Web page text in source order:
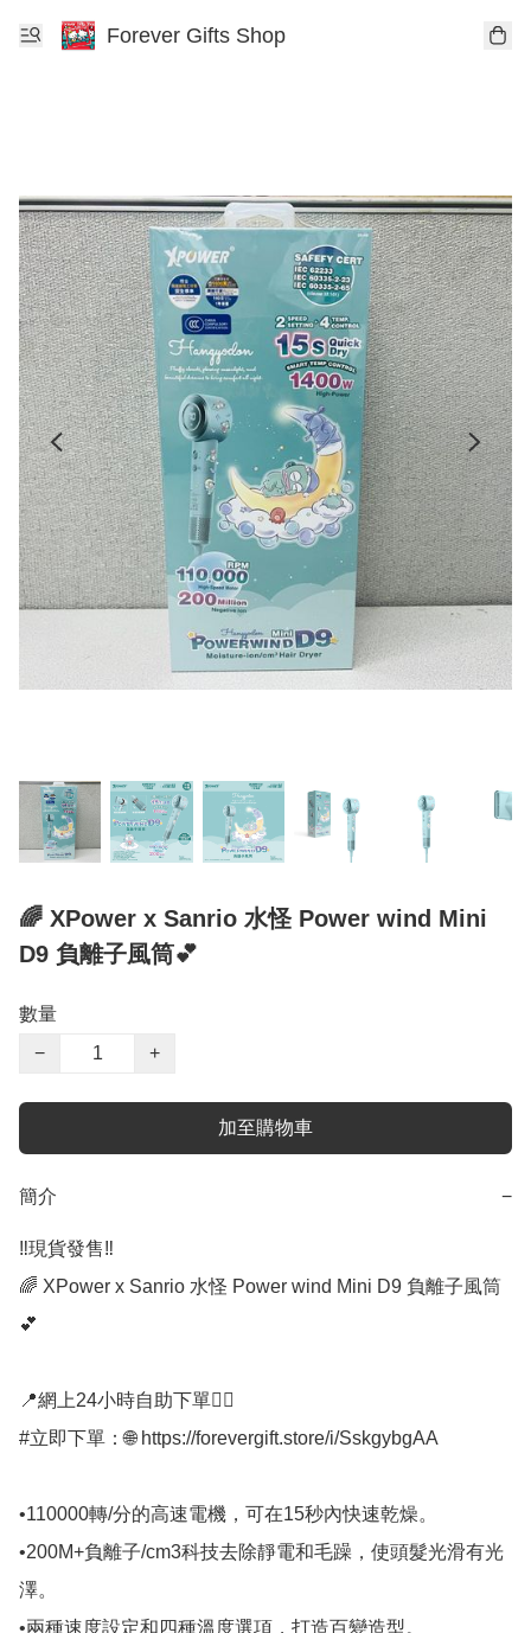
Forever Gifts Shop
🌈 XPower x Sanrio 水怪 Power wind Mini
D9 負離子風筒💕
數量
−
+
加至購物車
簡介 −
‼️現貨發售‼️
🌈 XPower x Sanrio 水怪 Power wind Mini D9 負離子風筒
💕
📍網上24小時自助下單👍🏻
#立即下單：🌐 https://forevergift.store/i/SskgybgAA
•110000轉/分的高速電機，可在15秒內快速乾燥。
•200M+負離子/cm3科技去除靜電和毛躁，使頭髮光滑有光
澤。
•兩種速度設定和四種溫度選項，打造百變造型。